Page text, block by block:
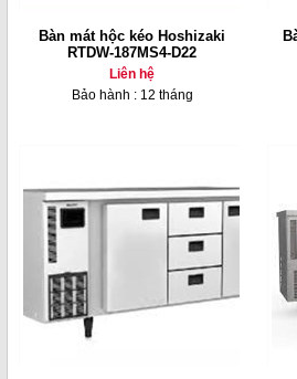
Bàn mát hộc kéo Hoshizaki
RTDW-187MS4-D22
Liên hệ
Bảo hành : 12 tháng